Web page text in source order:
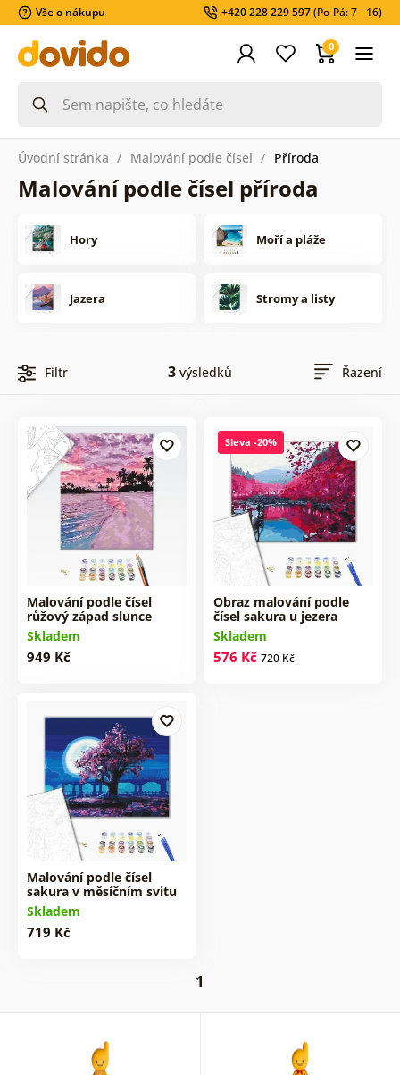
Vše o nákupu +420 228 229 597(Po-Pá: 7 - 16)
0
Úvodní stránka Malování podle čísel Příroda
Malování podle čísel příroda
Hory Moří a pláže
Jazera Stromy a listy
Filtr 3 výsledků Řazení
Malování podle čísel
růžový západ slunce
Skladem
949 Kč
Sleva -20%
Obraz malování podle
čísel sakura u jezera
Skladem
576 Kč 720 Kč
Malování podle čísel
sakura v měsíčním svitu
Skladem
719 Kč
1